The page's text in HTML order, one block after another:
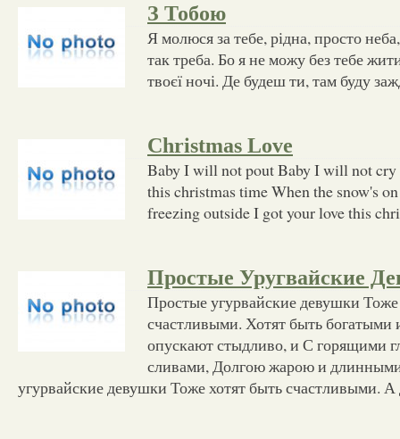
З Тобою
Я молюся за тебе, рідна, просто
так треба. Бо я не можу без тебе
твоєї ночі. Де будеш ти, там буду
Christmas Love
Baby I will not pout Baby I will not cry
this christmas time When the snow's
freezing outside I got your love this
Простые Уругвайские
Простые угурвайские девушки Тоже
счастливыми. Хотят быть
опускают стыдливо, и С горящими
сливами, Долгою жарою и
угурвайские девушки Тоже хотят быть счастливыми.